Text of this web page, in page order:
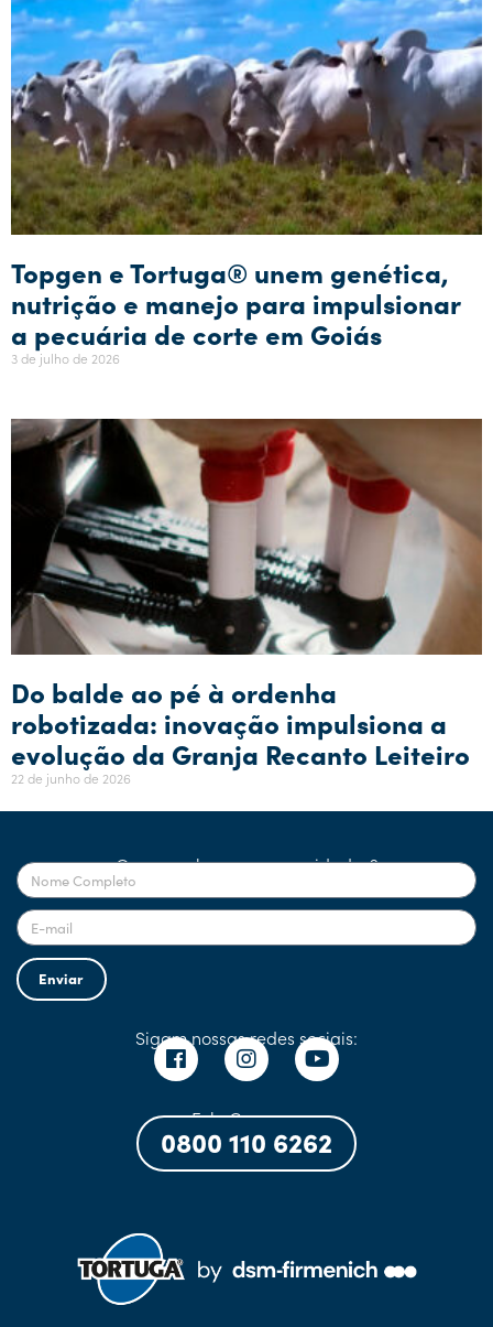
Topgen e Tortuga® unem genética,
nutrição e manejo para impulsionar
a pecuária de corte em Goiás
3 de julho de 2026
Do balde ao pé à ordenha
robotizada: inovação impulsiona a
evolução da Granja Recanto Leiteiro
22 de junho de 2026
Quer receber nossas novidades?
Enviar
Sigam nossas redes sociais:
Fale Conosco:
0800 110 6262